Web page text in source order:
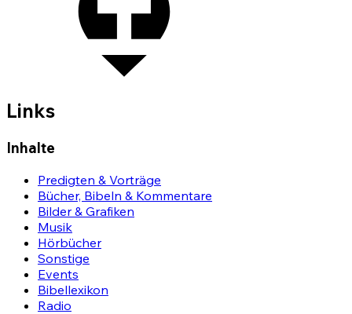
Links
Inhalte
Predigten & Vorträge
Bücher, Bibeln & Kommentare
Bilder & Grafiken
Musik
Hörbücher
Sonstige
Events
Bibellexikon
Radio